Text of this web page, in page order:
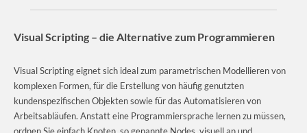
Visual Scripting – die Alternative zum Programmieren
Visual Scripting eignet sich ideal zum parametrischen Modellieren von
komplexen Formen, für die Erstellung von häufig genutzten
kundenspezifischen Objekten sowie für das Automatisieren von
Arbeitsabläufen. Anstatt eine Programmiersprache lernen zu müssen,
ordnen Sie einfach Knoten, so genannte Nodes, visuell an und